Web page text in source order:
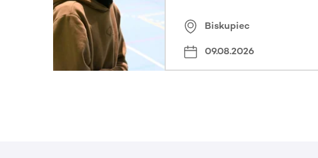
Biskupiec
09.08.2026